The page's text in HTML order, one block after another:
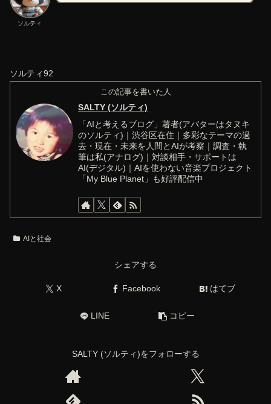
ソルティ
ソルティ92
この記事を書いた人
SALTY (ソルティ)
「AIと考えるブログ」著者(アバターはタヌキ
のソルティ)｜渋谷区在住｜多彩なテーマの過
去・現在・未来を人間とAIが考察｜調査・執
筆は私(アナログ)｜対談相手・サポートは
AI(デジタル)｜AIを使わない音楽プロジェクト
「My Blue Planet」も好評配信中
AIと社会
シェアする
X Facebook はてブ
LINE コピー
SALTY (ソルティ)をフォローする